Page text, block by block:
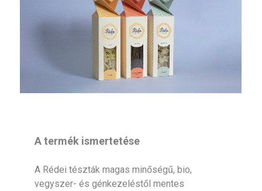
A termék ismertetése
A Rédei tészták magas minőségű, bio,
vegyszer- és génkezeléstől mentes